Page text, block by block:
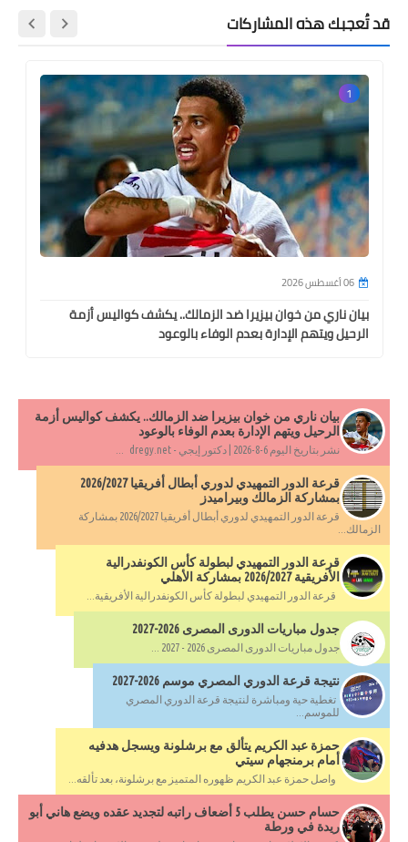
قد تُعجبك هذه المشاركات
1
06 أغسطس 2026
بيان ناري من خوان بيزيرا ضد الزمالك.. يكشف كواليس أزمة
الرحيل ويتهم الإدارة بعدم الوفاء بالوعود
بيان ناري من خوان بيزيرا ضد الزمالك.. يكشف كواليس أزمة
الرحيل ويتهم الإدارة بعدم الوفاء بالوعود
نشر بتاريخ اليوم 6-8-2026 | دكتور إيجي - dregy.net ...
قرعة الدور التمهيدي لدوري أبطال أفريقيا 2026/2027
بمشاركة الزمالك وبيراميدز
قرعة الدور التمهيدي لدوري أبطال أفريقيا 2026/2027 بمشاركة
الزمالك...
قرعة الدور التمهيدي لبطولة كأس الكونفدرالية
الأفريقية 2026/2027 بمشاركة الأهلي
قرعة الدور التمهيدي لبطولة كأس الكونفدرالية الأفريقية...
جدول مباريات الدورى المصرى 2026-2027
جدول مباريات الدورى المصرى 2026 - 2027 ...
نتيجة قرعة الدوري المصري موسم 2026-2027
تغطية حية ومباشرة لنتيجة قرعة الدوري المصري
للموسم...
حمزة عبد الكريم يتألق مع برشلونة ويسجل هدفيه
أمام برمنجهام سيتي
واصل حمزة عبد الكريم ظهوره المتميز مع برشلونة، بعد تألقه...
حسام حسن يطلب 5 أضعاف راتبه لتجديد عقده ويضع هاني أبو
ريدة في ورطة